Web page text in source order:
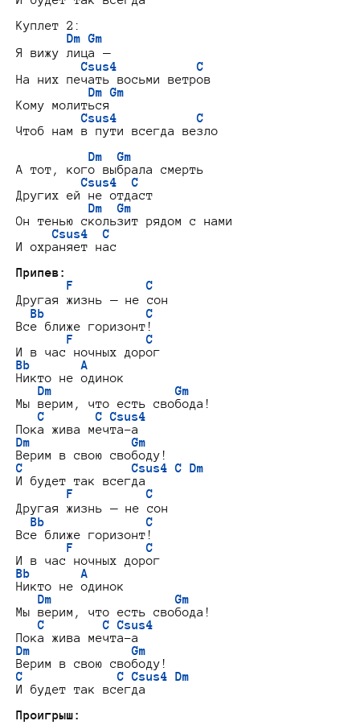
Куплет 2:
Dm Gm
Я вижу лица —
Csus4           C
На них печать восьми ветров
Dm Gm
Кому молиться
Csus4           C
Чтоб нам в пути всегда везло
Dm  Gm
А тот, кого выбрала смерть
Csus4  C
Других ей не отдаст
Dm  Gm
Он тенью скользит рядом с нами
Csus4  C
И охраняет нас
Припев:
F          C
Другая жизнь — не сон
Bb              C
Все ближе горизонт!
F          C
Bb       A
Никто не одинок
Dm                 Gm
Мы верим, что есть свобода!
C       C Csus4
Dm              Gm
C               Csus4 C Dm
И будет так всегда
F          C
Другая жизнь — не сон
Bb              C
Все ближе горизонт!
F          C
Bb       A
Никто не одинок
Dm                 Gm
Мы верим, что есть свобода!
C        C Csus4
Dm              Gm
C             C Csus4 Dm
И будет так всегда
Проигрыш: